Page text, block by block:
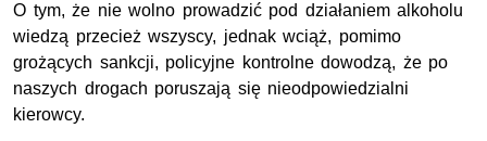
O tym, że nie wolno prowadzić pod działaniem alkoholu
wiedzą przecież wszyscy, jednak wciąż, pomimo
grożących sankcji, policyjne kontrolne dowodzą, że po
naszych drogach poruszają się nieodpowiedzialni
kierowcy.